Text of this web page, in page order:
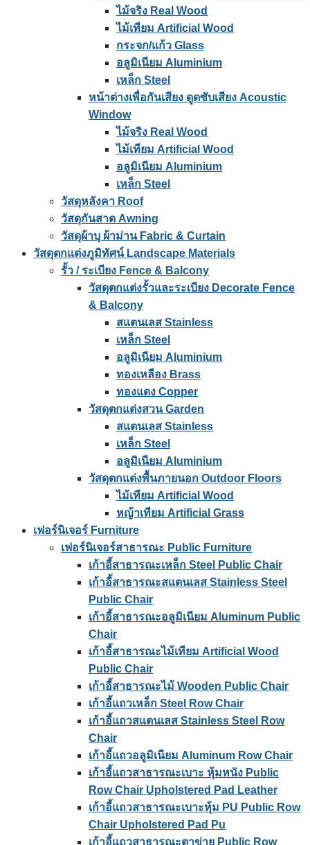
ไม้จริง Real Wood
ไม้เทียม Artificial Wood
กระจก/แก้ว Glass
อลูมิเนียม Aluminium
เหล็ก Steel
หน้าต่างเพื่อกันเสียง ดูดซับเสียง Acoustic
Window
ไม้จริง Real Wood
ไม้เทียม Artificial Wood
อลูมิเนียม Aluminium
เหล็ก Steel
วัสดุหลังคา Roof
วัสดุกันสาด Awning
วัสดุผ้าบุ ผ้าม่าน Fabric & Curtain
วัสดุตกแต่งภูมิทัศน์ Landscape Materials
รั้ว / ระเบียง Fence & Balcony
วัสดุตกแต่งรั้วและระเบียง Decorate Fence
& Balcony
สแตนเลส Stainless
เหล็ก Steel
อลูมิเนียม Aluminium
ทองเหลือง Brass
ทองแดง Copper
วัสดุตกแต่งสวน Garden
สแตนเลส Stainless
เหล็ก Steel
อลูมิเนียม Aluminium
วัสดุตกแต่งพื้นภายนอก Outdoor Floors
ไม้เทียม Artificial Wood
หญ้าเทียม Artificial Grass
เฟอร์นิเจอร์ Furniture
เฟอร์นิเจอร์สาธารณะ Public Furniture
เก้าอี้สาธารณะเหล็ก Steel Public Chair
เก้าอี้สาธารณะสแตนเลส Stainless Steel
Public Chair
เก้าอี้สาธารณะอลูมิเนียม Aluminum Public
Chair
เก้าอี้สาธารณะไม้เทียม Artificial Wood
Public Chair
เก้าอี้สาธารณะไม้ Wooden Public Chair
เก้าอี้แถวเหล็ก Steel Row Chair
เก้าอี้แถวสแตนเลส Stainless Steel Row
Chair
เก้าอี้แถวอลูมิเนียม Aluminum Row Chair
เก้าอี้แถวสาธารณะเบาะ หุ้มหนัง Public
Row Chair Upholstered Pad Leather
เก้าอี้แถวสาธารณะเบาะหุ้ม PU Public Row
Chair Upholstered Pad Pu
เก้าอี้แถวสาธารณะตาข่าย Public Row